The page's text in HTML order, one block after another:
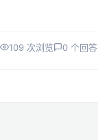
109 次浏览 0 个回答